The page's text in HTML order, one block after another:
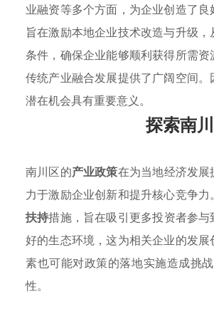
业融资等多个方面，为企业创造了
旨在激励本地企业技术改造与升级
条件，确保企业能够顺利获得所需
传统产业融合发展提供了广阔空间
潜在机会具有重要意义。
探索南
南川区的产业政策在为当地经济发
力于激励企业创新和提升核心竞争
扶持措施，旨在吸引更多投资者参
好的生态环境，这为相关企业的发
素也可能对政策的落地实施造成挑
性。